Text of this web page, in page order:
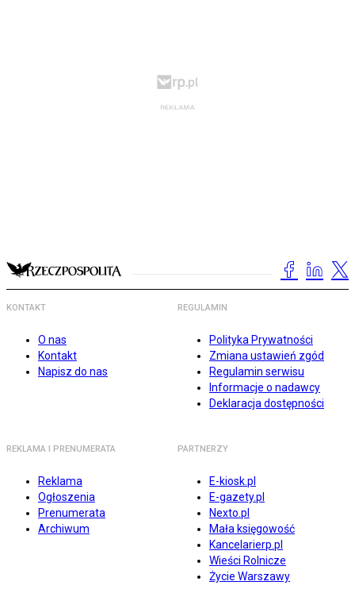
KONTAKT
O nas
Kontakt
Napisz do nas
REGULAMIN
Polityka Prywatności
Zmiana ustawień zgód
Regulamin serwisu
Informacje o nadawcy
Deklaracja dostępności
REKLAMA I PRENUMERATA
Reklama
Ogłoszenia
Prenumerata
Archiwum
PARTNERZY
E-kiosk.pl
E-gazety.pl
Nexto.pl
Mała księgowość
Kancelarierp.pl
Wieści Rolnicze
Życie Warszawy